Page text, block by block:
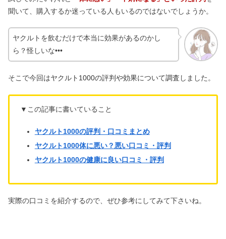
聞いて、購入するか迷っている人もいるのではないでしょうか。
ヤクルトを飲むだけで本当に効果があるのかし
ら？怪しいな•••
そこで今回はヤクルト1000の評判や効果について調査 しました。
▼この記事に書いていること
ヤクルト1000の評判・口コミまとめ
ヤクルト1000体に悪い？悪い口コミ・評判
ヤクルト1000の健康に良い口コミ・評判
実際の口コミを紹介するので、ぜひ参考にしてみて下さいね。